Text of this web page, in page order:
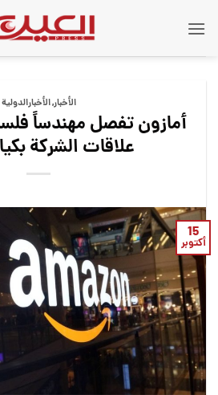
الأخبار,الأخبارالدولية
أمازون تفصل مهندساً
علاقات الشركة
15
أكتوبر